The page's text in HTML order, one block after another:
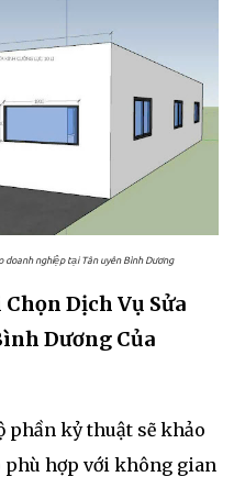
nghiệp tại Tân uyên Bình Dương
Dịch Vụ Sửa
Dương Của
phần kỷ thuật sẽ khảo
phù hợp với không gian